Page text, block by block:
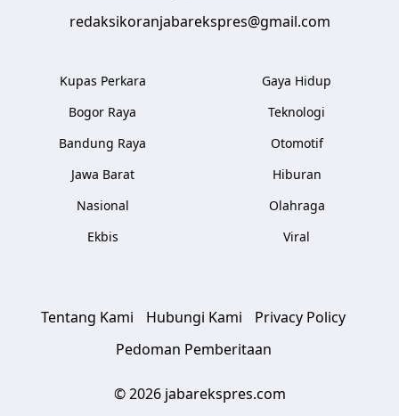
redaksikoranjabarekspres@gmail.com
Kupas Perkara
Bogor Raya
Bandung Raya
Jawa Barat
Nasional
Ekbis
Gaya Hidup
Teknologi
Otomotif
Hiburan
Olahraga
Viral
Tentang Kami Hubungi Kami
Privacy Policy
Pedoman Pemberitaan
© 2026 jabarekspres.com